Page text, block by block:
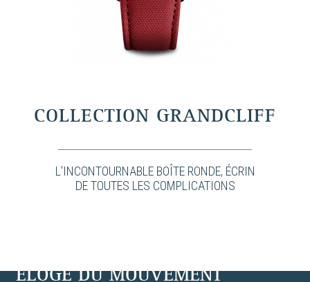
COLLECTION GRANDCLIFF
L'INCONTOURNABLE BOÎTE RONDE, ÉCRIN
DE TOUTES LES COMPLICATIONS